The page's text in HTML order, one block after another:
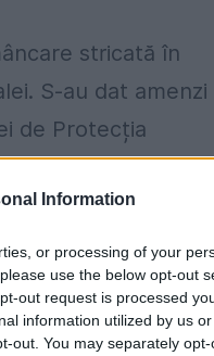
Information
or processing of your
use the below opt-out
out request is processed
information utilized by us
out. You may separately
stricată în
S-au dat amenzi
de Protecția
expirate şi
Vechi al...